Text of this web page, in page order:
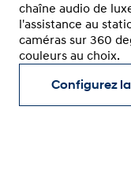
chaîne audio de
l'assistance au
caméras sur 360
couleurs au choix.
Configurez